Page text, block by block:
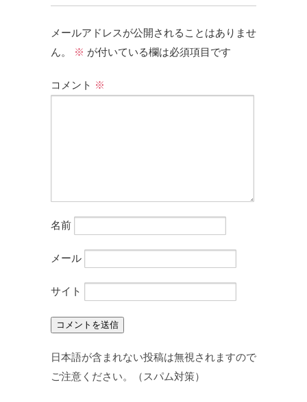
メールアドレスが公開されることはありませ
ん。
※ が付いている欄は必須項目です
コメント ※
名前
メール
サイト
日本語が含まれない投稿は無視されますので
ご注意ください。（スパム対策）